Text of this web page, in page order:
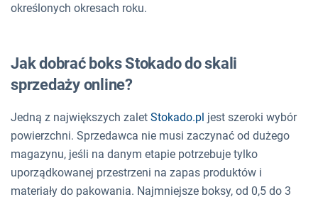
określonych okresach roku.
Jak dobrać boks Stokado do skali
sprzedaży online?
Jedną z największych zalet Stokado.pl jest szeroki wybór
powierzchni. Sprzedawca nie musi zaczynać od dużego
magazynu, jeśli na danym etapie potrzebuje tylko
uporządkowanej przestrzeni na zapas produktów i
materiały do pakowania. Najmniejsze boksy, od 0,5 do 3